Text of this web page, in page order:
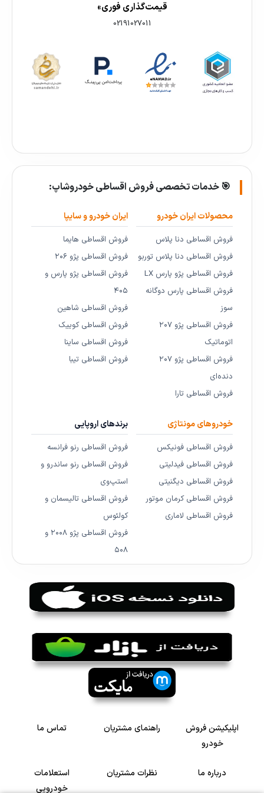
قیمت‌گذاری فوری»
02191027011
🎯 خدمات تخصصی فروش اقساطی خودروشاپ:
محصولات ایران خودرو
فروش اقساطی دنا پلاس
فروش اقساطی دنا پلاس توربو
فروش اقساطی پژو پارس LX
فروش اقساطی پارس دوگانه
سوز
فروش اقساطی پژو ۲۰۷
اتوماتیک
فروش اقساطی پژو ۲۰۷
دنده‌ای
فروش اقساطی تارا
ایران خودرو و سایپا
فروش اقساطی هایما
فروش اقساطی پژو ۲۰۶
فروش اقساطی پژو پارس و
۴۰۵
فروش اقساطی شاهین
فروش اقساطی کوییک
فروش اقساطی ساینا
فروش اقساطی تیبا
خودروهای مونتاژی
فروش اقساطی فونیکس
فروش اقساطی فیدلیتی
فروش اقساطی دیگنیتی
فروش اقساطی کرمان موتور
فروش اقساطی لاماری
برندهای اروپایی
فروش اقساطی رنو فرانسه
فروش اقساطی رنو ساندرو و
استپ‌وی
فروش اقساطی تالیسمان و
کولئوس
فروش اقساطی پژو ۲۰۰۸ و
۵۰۸
اپلیکیشن فروش
خودرو
راهنمای مشتریان تماس ما
درباره ما نظرات مشتریان
استعلامات
خودرویی